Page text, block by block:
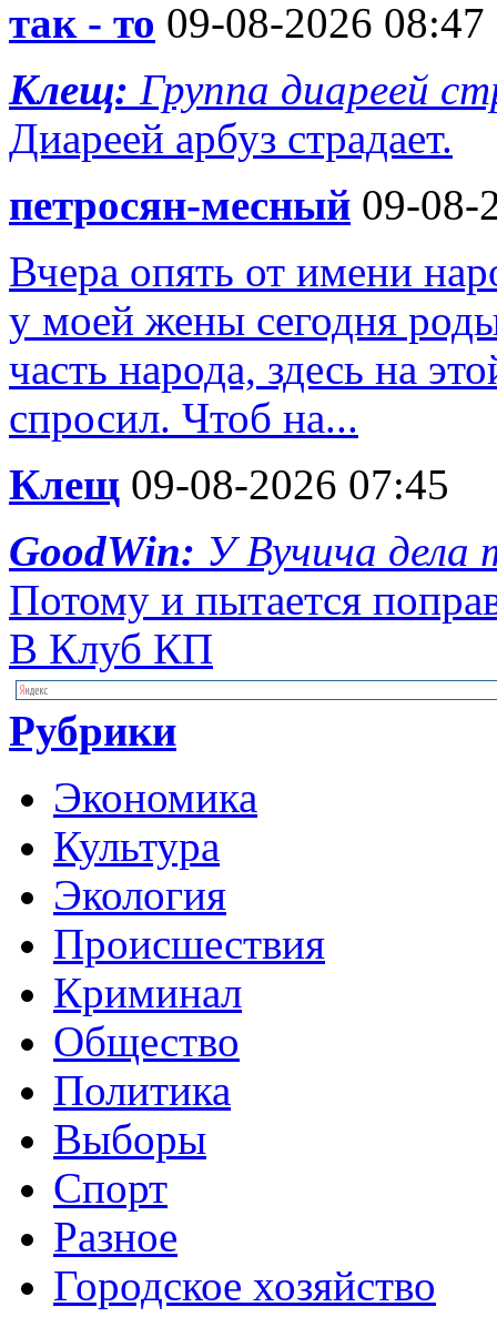
так - то 09-08-2026 08:47
Клещ: Группа диареей
Диареей арбуз страдает.
петросян-месный 09-08-
Вчера опять от имени
у моей жены сегодня
часть народа, здесь на
спросил. Чтоб на...
Клещ 09-08-2026 07:45
GoodWin: У Вучича дела
Потому и пытается
В Клуб КП
Рубрики
Экономика
Культура
Экология
Происшествия
Криминал
Общество
Политика
Выборы
Спорт
Разное
Городское хозяйство